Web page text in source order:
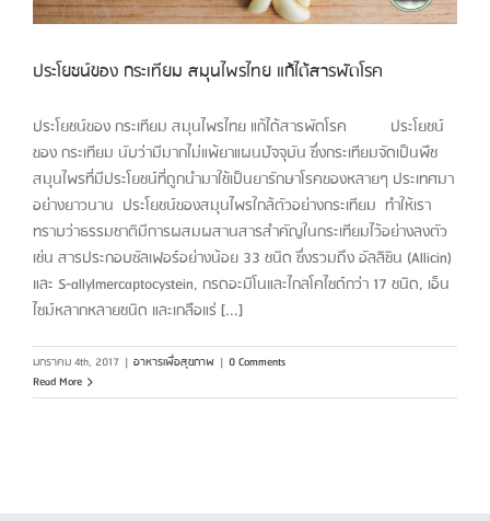
ประโยชน์ของ กระเทียม สมุนไพรไทย แก้ได้สารพัดโรค
ประโยชน์ของ กระเทียม สมุนไพรไทย แก้ได้สารพัดโรค ประโยชน์
ของ กระเทียม นับว่ามีมากไม่แพ้ยาแผนปัจจุบัน ซึ่งกระเทียมจัดเป็นพืช
สมุนไพรที่มีประโยชน์ที่ถูกนำมาใช้เป็นยารักษาโรคของหลายๆ ประเทศมา
อย่างยาวนาน ประโยชน์ของสมุนไพรใกล้ตัวอย่างกระเทียม ทำให้เรา
ทราบว่าธรรมชาติมีการผสมผสานสารสำคัญในกระเทียมไว้อย่างลงตัว
เช่น สารประกอบซัลเฟอร์อย่างน้อย 33 ชนิด ซึ่งรวมถึง อัลลิซิน (Allicin)
และ S-allylmercaptocystein, กรดอะมิโนและไกลโคไซด์กว่า 17 ชนิด, เอ็น
ไซม์หลากหลายชนิด และเกลือแร่ [...]
มกราคม 4th, 2017 | อาหารเพื่อสุขภาพ | 0 Comments
Read More